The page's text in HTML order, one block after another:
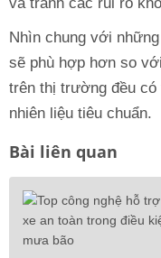
Nhìn chung với
sẽ phù hợp hơn so
trên thị trường đều có
nhiên liệu tiêu chuẩn.
Bài liên quan